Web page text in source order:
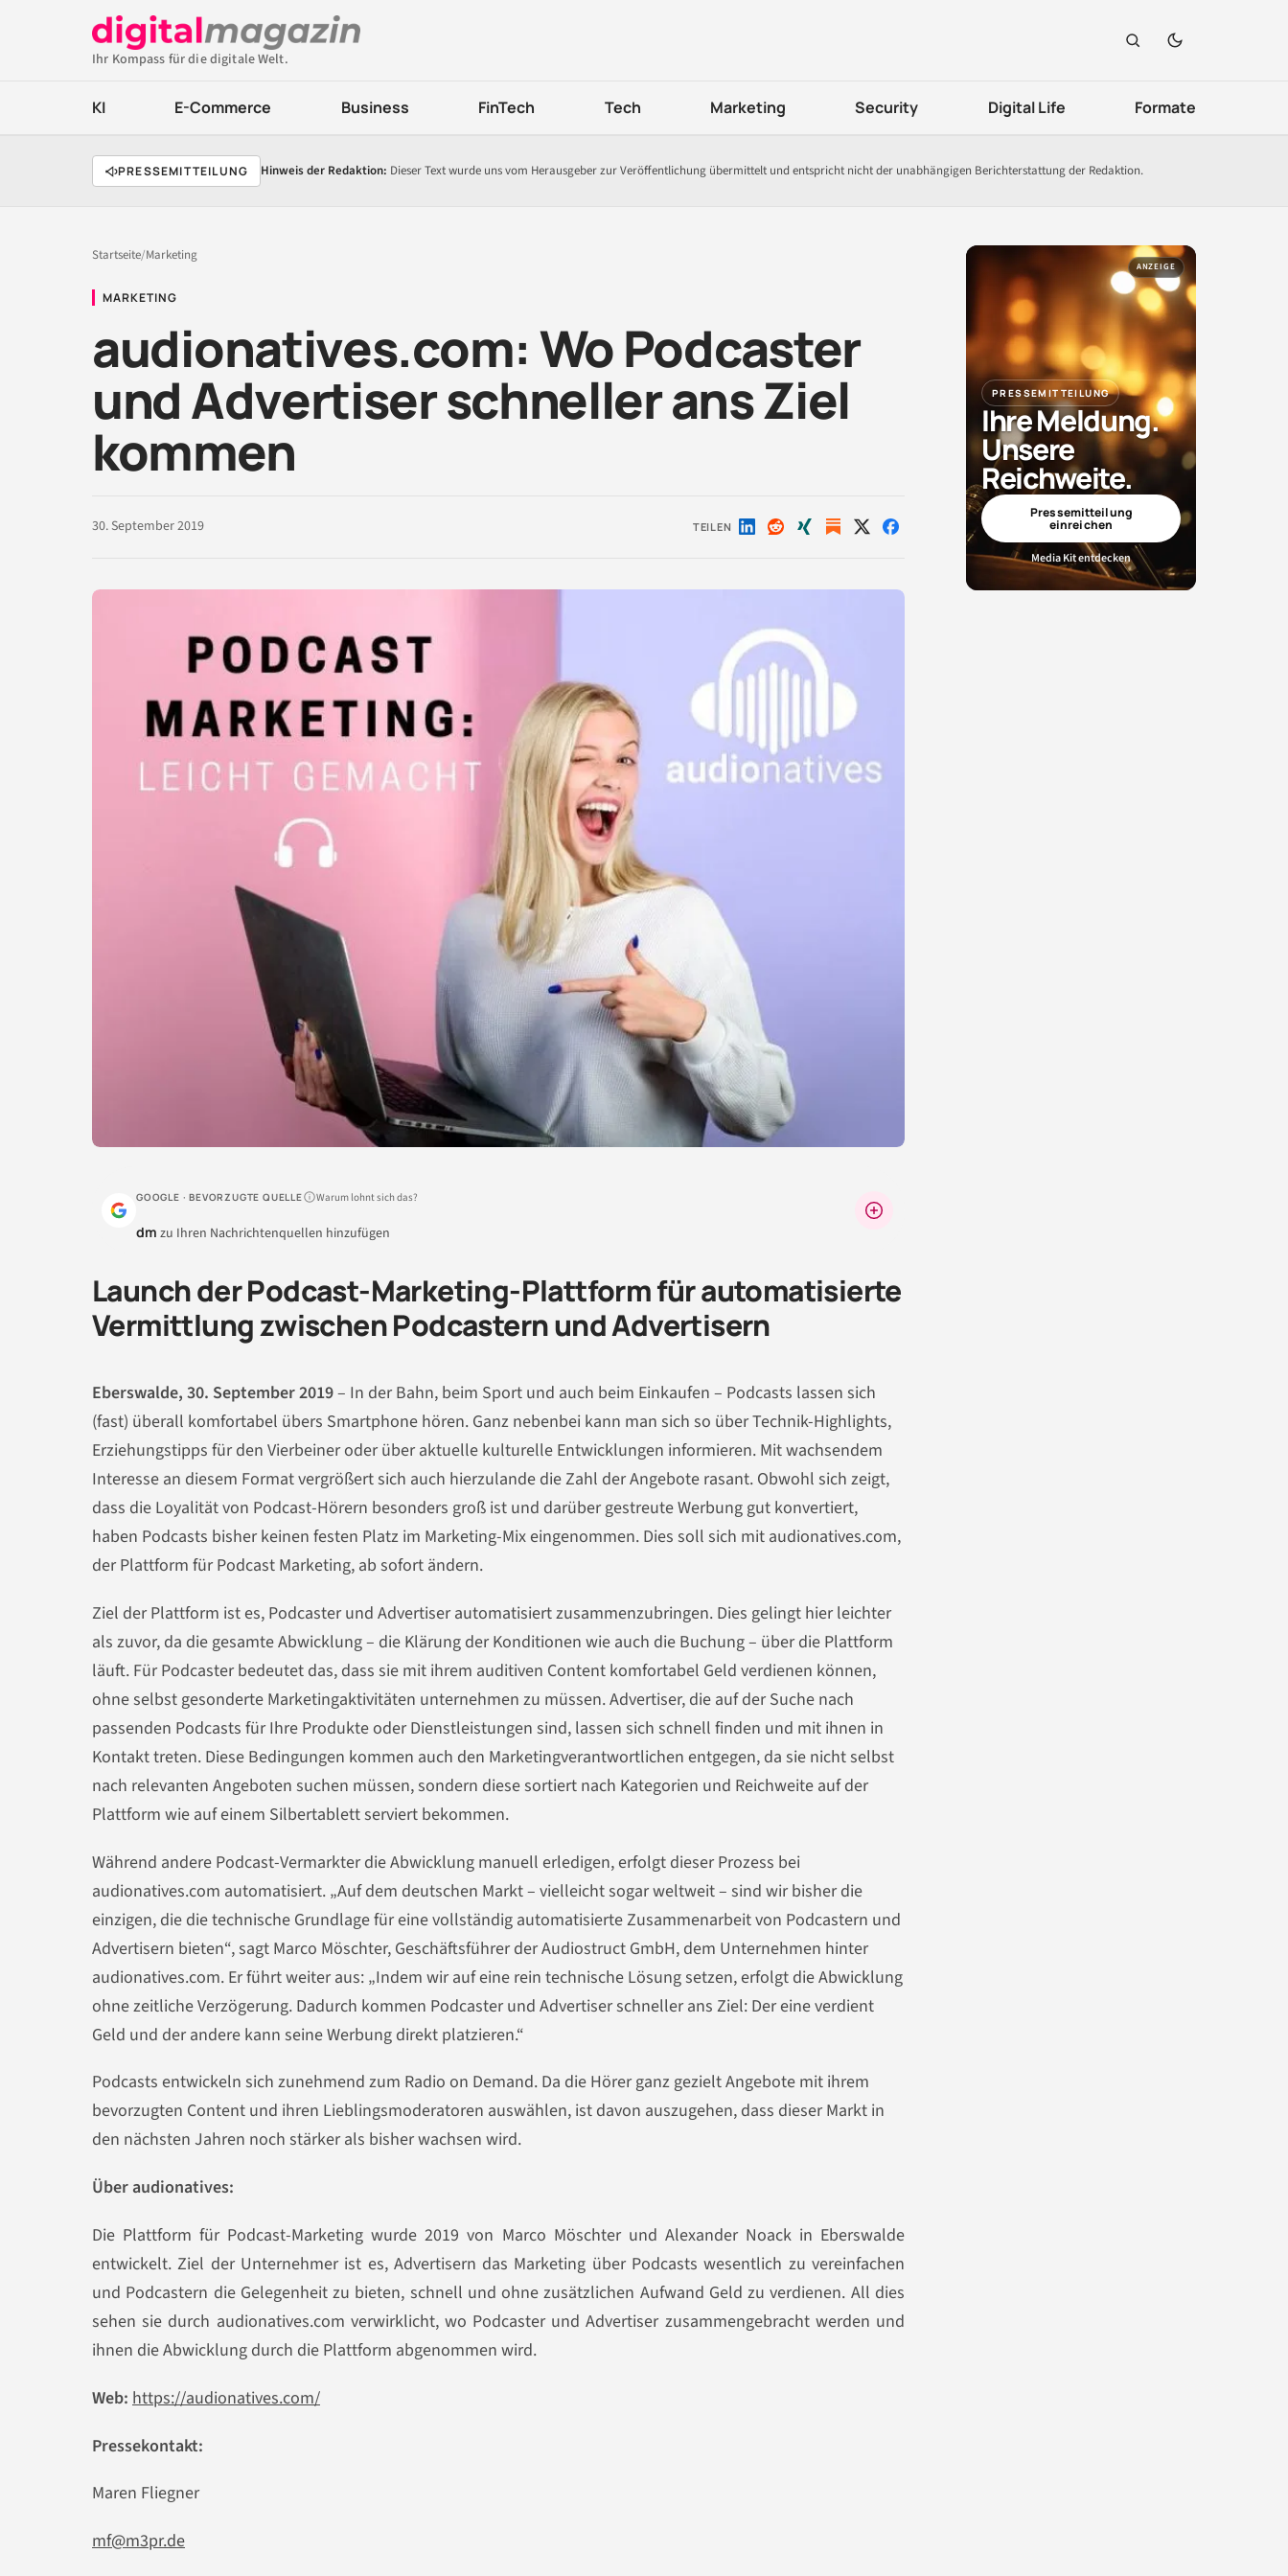
Ihr Kompass für die digitale Welt.
KI E-Commerce Business FinTech Tech Marketing Security Digital Life Formate
PRESSEMITTEILUNG Hinweis der Redaktion: Dieser Text wurde uns vom Herausgeber zur Veröffentlichung übermittelt und entspricht nicht der unabhängigen Berichterstattung der Redaktion.
Startseite/Marketing
MARKETING
audionatives.com: Wo Podcaster
und Advertiser schneller ans Ziel
kommen
30. September 2019 TEILEN Auf Auf Auf Auf Auf
GOOGLE · BEVORZUGTE QUELLE Warum lohnt sich das?
dm zu Ihren Nachrichtenquellen hinzufügen
Launch der Podcast-Marketing-Plattform für automatisierte
Vermittlung zwischen Podcastern und Advertisern
Eberswalde, 30. September 2019– In der Bahn, beim Sport und auch beim Einkaufen – Podcasts lassen sich
(fast) überall komfortabel übers Smartphone hören. Ganz nebenbei kann man sich so über Technik-Highlights,
Erziehungstipps für den Vierbeiner oder über aktuelle kulturelle Entwicklungen informieren. Mit wachsendem
Interesse an diesem Format vergrößert sich auch hierzulande die Zahl der Angebote rasant. Obwohl sich zeigt,
dass die Loyalität von Podcast-Hörern besonders groß ist und darüber gestreute Werbung gut konvertiert,
haben Podcasts bisher keinen festen Platz im Marketing-Mix eingenommen. Dies soll sich mit audionatives.com,
der Plattform für Podcast Marketing, ab sofort ändern.
Ziel der Plattform ist es, Podcaster und Advertiserautomatisiertzusammenzubringen. Dies gelingt hier leichter
als zuvor, da die gesamte Abwicklung – die Klärung der Konditionen wie auch die Buchung – überdie Plattform
läuft. Für Podcaster bedeutet das, dass sie mit ihrem auditiven Content komfortabel Geld verdienen können,
ohne selbst gesonderte Marketingaktivitäten unternehmen zu müssen. Advertiser, die auf der Suche nach
passenden Podcasts für Ihre Produkte oder Dienstleistungen sind, lassen sich schnell finden und mit ihnen in
Kontakt treten. Diese Bedingungen kommen auch den Marketingverantwortlichen entgegen, da sie nicht selbst
nach relevanten Angeboten suchen müssen, sondern diese sortiert nach Kategorien und Reichweite auf der
Plattform wie auf einem Silbertablett serviert bekommen.
Während andere Podcast-Vermarkter die Abwicklung manuell erledigen, erfolgt dieser Prozess bei
audionatives.com automatisiert. „Auf dem deutschen Markt – vielleicht sogar weltweit – sind wir bisher die
einzigen, die die technische Grundlage für eine vollständig automatisierte Zusammenarbeit von Podcastern und
Advertisern bieten“, sagt Marco Möschter, Geschäftsführerder Audiostruct GmbH, dem Unternehmen hinter
audionatives.com. Er führt weiter aus: „Indem wir auf eine rein technische Lösung setzen, erfolgt die Abwicklung
ohne zeitliche Verzögerung. Dadurch kommen Podcaster und Advertiser schneller ans Ziel: Der eine verdient
Geld und der andere kann seine Werbung direkt platzieren.“
Podcasts entwickeln sich zunehmend zum Radio on Demand. Da die Hörer ganz gezielt Angebote mit ihrem
bevorzugten Content und ihren Lieblingsmoderatoren auswählen, ist davon auszugehen, dass dieser Markt in
den nächsten Jahren noch stärker als bisher wachsen wird.
Über audionatives:
Die Plattform für Podcast-Marketing wurde 2019 von Marco Möschter und Alexander Noack in Eberswalde
entwickelt. Ziel der Unternehmer ist es, Advertisern das Marketing über Podcasts wesentlich zu vereinfachen
und Podcastern die Gelegenheit zu bieten, schnell und ohne zusätzlichen Aufwand Geld zu verdienen. All dies
sehen sie durch audionatives.com verwirklicht, wo Podcaster und Advertiser zusammengebracht werden und
ihnen dieAbwicklung durch die Plattform abgenommen wird.
Web: https://audionatives.com/
Pressekontakt:
Maren Fliegner
mf@m3pr.de
ANZEIGE
PRESSEMITTEILUNG
Ihre Meldung.
Unsere
Reichweite.
Pressemitteilung
einreichen
Media Kit entdecken